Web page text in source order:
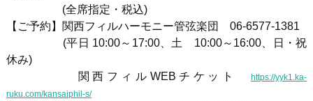
(全席指定・税込)
【ご予約】関西フィルハーモニー管弦楽団 06-6577-1381
(平日 10:00～ 17:00、土 10:00～ 16:00 、日・祝
休み)
関西フィル WEB チケットhttps://yyk1.ka-
ruku.com/kansaiphil-s/